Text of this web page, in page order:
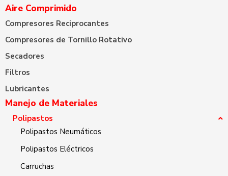
Aire Comprimido
Compresores Reciprocantes
Compresores de Tornillo Rotativo
Secadores
Filtros
Lubricantes
Manejo de Materiales
Polipastos
Polipastos Neumáticos
Polipastos Eléctricos
Carruchas